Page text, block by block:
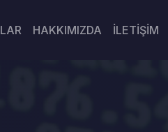
HAKKIMIZDA İLETİŞİM